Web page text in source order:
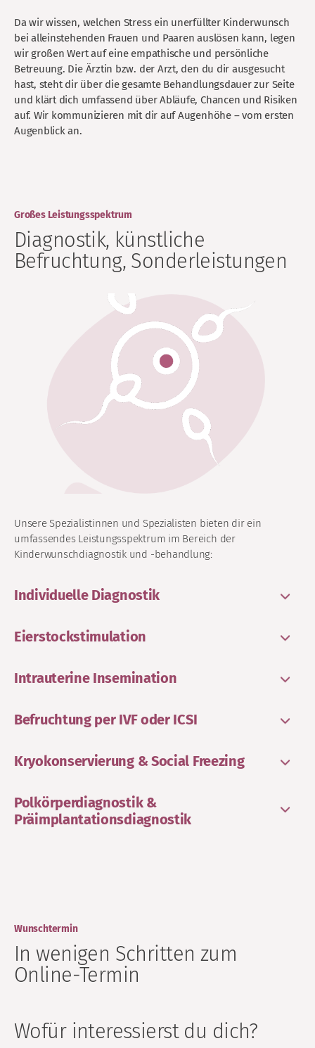
Da wir wissen, welchen Stress ein unerfüllter Kinderwunsch
bei alleinstehenden Frauen und Paaren auslösen kann, legen
wir großen Wert auf eine empathische und persönliche
Betreuung. Die Ärztin bzw. der Arzt, den du dir ausgesucht
hast, steht dir über die gesamte Behandlungsdauer zur Seite
und klärt dich umfassend über Abläufe, Chancen und Risiken
auf. Wir kommunizieren mit dir auf Augenhöhe – vom ersten
Augenblick an.
Großes Leistungsspektrum
Diagnostik, künstliche
Befruchtung, Sonderleistungen
Unsere Spezialistinnen und Spezialisten bieten dir ein
umfassendes Leistungsspektrum im Bereich der
Kinderwunschdiagnostik und -behandlung:
Individuelle Diagnostik
Eierstockstimulation
Intrauterine Insemination
Befruchtung per IVF oder ICSI
Kryokonservierung & Social Freezing
Polkörperdiagnostik &
Präimplantationsdiagnostik
Wunschtermin
In wenigen Schritten zum
Online-Termin
Wofür interessierst du dich?